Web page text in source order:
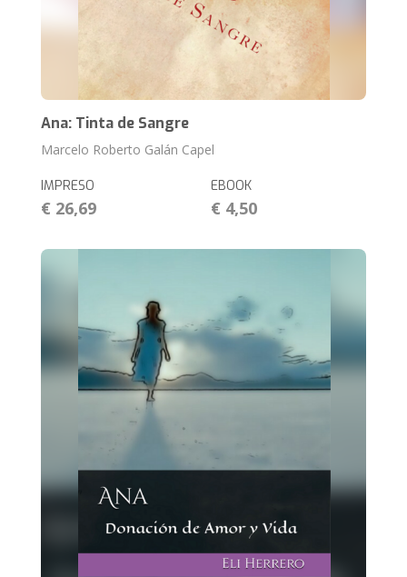
Ana: Tinta de Sangre
Marcelo Roberto Galán Capel
IMPRESO
€ 26,69
EBOOK
€ 4,50